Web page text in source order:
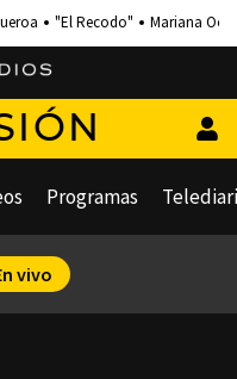
"El Recodo" Mariana
Programas
vivo